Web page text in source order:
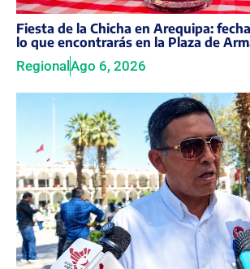
Fiesta de la Chicha en Arequipa:
lo que encontrarás en la Plaza de
RegionalAgo 6, 2026